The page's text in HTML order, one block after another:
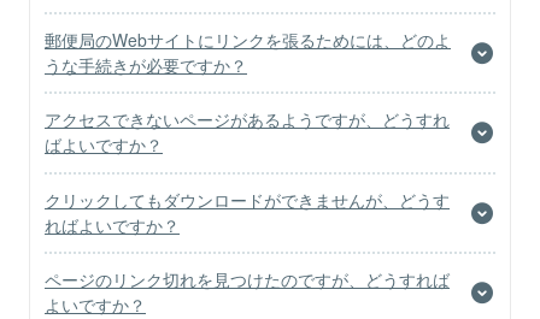
郵便局のWebサイトにリンクを張るためには、どのよ
うな手続きが必要ですか？
アクセスできないページがあるようですが、どうすれ
ばよいですか？
クリックしてもダウンロードができませんが、どうす
ればよいですか？
ページのリンク切れを見つけたのですが、どうすれば
よいですか？